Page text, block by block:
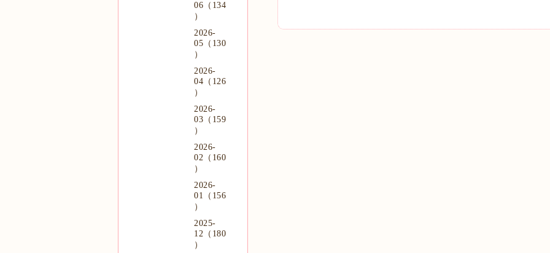
06（134
）
2026-
05（130
）
2026-
04（126
）
2026-
03（159
）
2026-
02（160
）
2026-
01（156
）
2025-
12（180
）